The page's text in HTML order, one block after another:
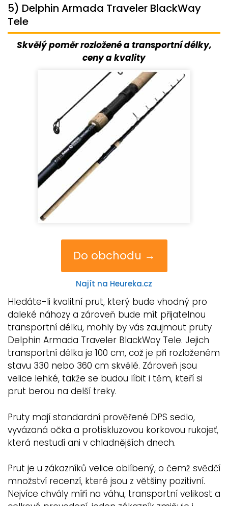
5) Delphin Armada Traveler BlackWay
Tele
Skvělý poměr rozložené a transportní délky,
ceny a kvality
Do obchodu →
Najít na Heureka.cz
Hledáte-li kvalitní prut, který bude vhodný pro
daleké náhozy a zároveň bude mít přijatelnou
transportní délku, mohly by vás zaujmout pruty
Delphin Armada Traveler BlackWay Tele. Jejich
transportní délka je 100 cm, což je při rozloženém
stavu 330 nebo 360 cm skvělé. Zároveň jsou
velice lehké, takže se budou líbit i těm, kteří si
prut berou na delší treky.
Pruty mají standardní prověřené DPS sedlo,
vyvázaná očka a protiskluzovou korkovou rukojeť,
která nestudí ani v chladnějších dnech.
Prut je u zákazníků velice oblíbený, o čemž svědčí
množství recenzí, které jsou z většiny pozitivní.
Nejvíce chvály míří na váhu, transportní velikost a